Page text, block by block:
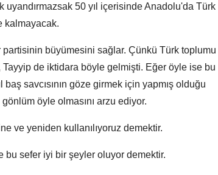
50 yıl içerisinde Anadolu'da Türk
kalmayacak.
partisinin büyümesini sağlar. Çünkü Türk toplumu
de iktidara böyle gelmişti. Eğer öyle ise bu
savcısının göze girmek için yapmış olduğu
öyle olmasını arzu ediyor.
ve yeniden kullanılıyoruz demektir.
bu sefer iyi bir şeyler oluyor demektir.